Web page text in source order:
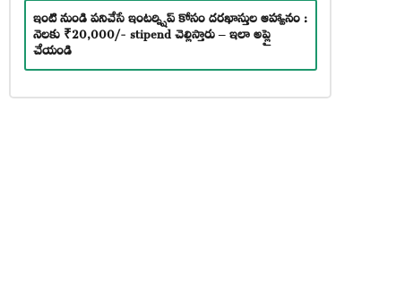
ఇంటి నుండి పనిచేసే ఇంటర్న్షిప్ కోసం దరఖాస్తుల ఆహ్వానం :
నెలకు ₹20,000/- stipend చెల్లిస్తారు – ఇలా అప్లై
చేయండి